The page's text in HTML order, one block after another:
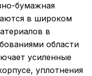
бумажная
в широком
в
области
усиленные
уплотнения